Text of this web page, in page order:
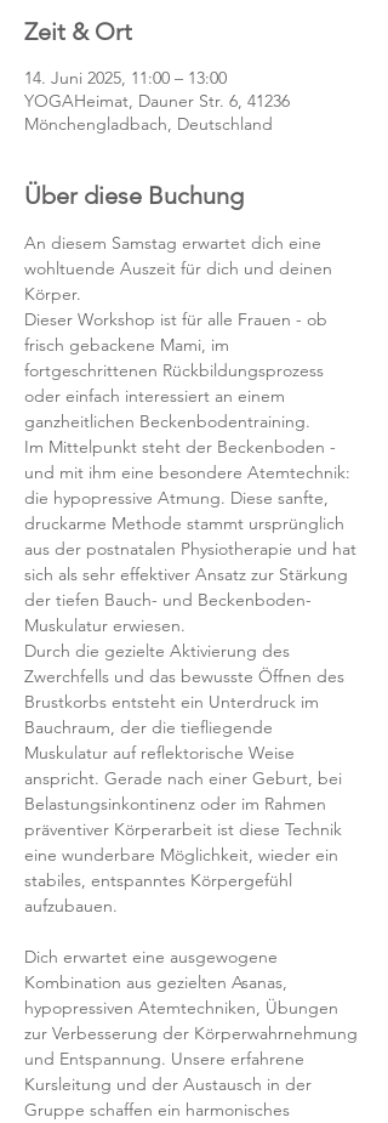
Zeit & Ort
14. Juni 2025, 11:00 – 13:00
YOGAHeimat, Dauner Str. 6, 41236
Mönchengladbach, Deutschland
Über diese Buchung
An diesem Samstag erwartet dich eine
wohltuende Auszeit für dich und deinen
Körper.
Dieser Workshop ist für alle Frauen - ob
frisch gebackene Mami, im
fortgeschrittenen Rückbildungsprozess
oder einfach interessiert an einem
ganzheitlichen Beckenbodentraining.
Im Mittelpunkt steht der Beckenboden -
und mit ihm eine besondere Atemtechnik:
die hypopressive Atmung. Diese sanfte,
druckarme Methode stammt ursprünglich
aus der postnatalen Physiotherapie und hat
sich als sehr effektiver Ansatz zur Stärkung
der tiefen Bauch- und Beckenboden-
Muskulatur erwiesen.
Durch die gezielte Aktivierung des
Zwerchfells und das bewusste Öffnen des
Brustkorbs entsteht ein Unterdruck im
Bauchraum, der die tiefliegende
Muskulatur auf reflektorische Weise
anspricht. Gerade nach einer Geburt, bei
Belastungsinkontinenz oder im Rahmen
präventiver Körperarbeit ist diese Technik
eine wunderbare Möglichkeit, wieder ein
stabiles, entspanntes Körpergefühl
aufzubauen.
Dich erwartet eine ausgewogene
Kombination aus gezielten Asanas,
hypopressiven Atemtechniken, Übungen
zur Verbesserung der Körperwahrnehmung
und Entspannung. Unsere erfahrene
Kursleitung und der Austausch in der
Gruppe schaffen ein harmonisches